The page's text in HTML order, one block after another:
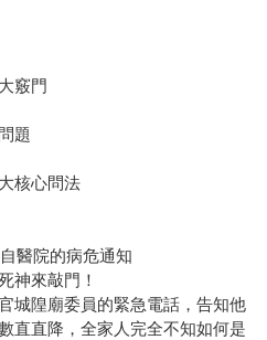
竅門
題
核心問法
醫院的病危通知
神來敲門！
城隍廟委員的緊急電話，告知他
直直降，全家人完全不知如何是